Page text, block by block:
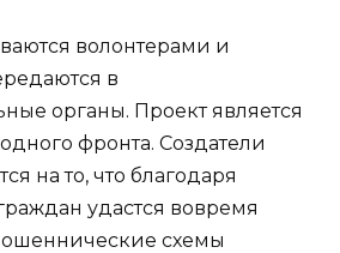
волонтерами и
в
органы. Проект является
фронта. Создатели
на то, что благодаря
удастся вовремя
схемы